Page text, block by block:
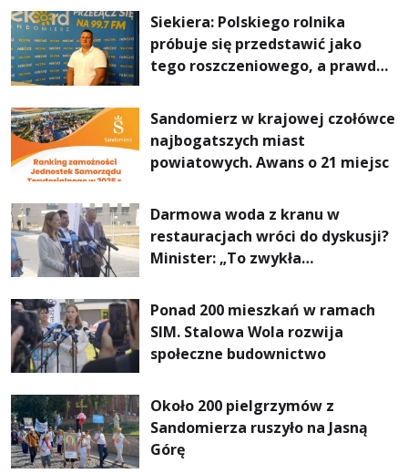
Siekiera: Polskiego rolnika
próbuje się przedstawić jako
tego roszczeniowego, a prawda
Sandomierz w krajowej czołówce
najbogatszych miast
powiatowych. Awans o 21 miejsc
Darmowa woda z kranu w
restauracjach wróci do dyskusji?
Minister: „To zwykła
Ponad 200 mieszkań w ramach
SIM. Stalowa Wola rozwija
społeczne budownictwo
Około 200 pielgrzymów z
Sandomierza ruszyło na Jasną
Górę